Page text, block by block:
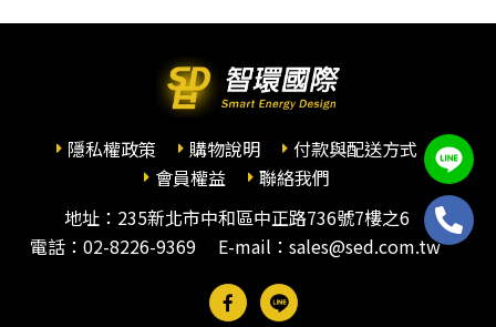
隱私權政策 購物說明
付款與配送方式
會員權益
聯絡我們
地址：235新北市中和區中正路736號7樓之6
電話： 02-8226-9369 E-mail：sales@sed.com.tw